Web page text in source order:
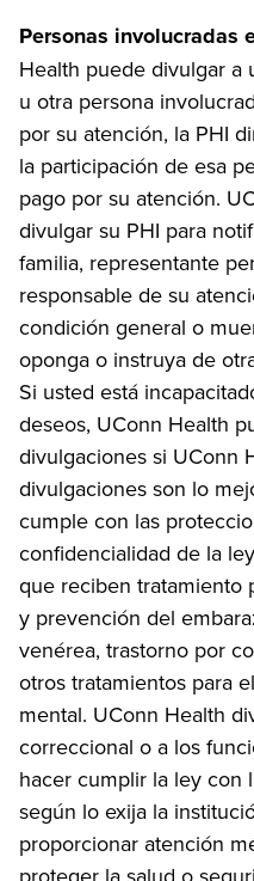
Personas involucradas
Health puede divulgar a
u otra persona
por su atención, la PHI
la participación de esa
pago por su atención.
divulgar su PHI para
familia, representante
responsable de su
condición general o
oponga o instruya de
Si usted está
deseos, UConn Health
divulgaciones si UConn
divulgaciones son lo
cumple con las
confidencialidad de la
que reciben tratamiento
y prevención del
venérea, trastorno por
otros tratamientos para
mental. UConn Health
correccional o a los
hacer cumplir la ley con
según lo exija la
proporcionar atención